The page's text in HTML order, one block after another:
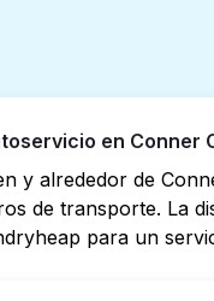
en Conner
y alrededor de
de transporte. La
para un